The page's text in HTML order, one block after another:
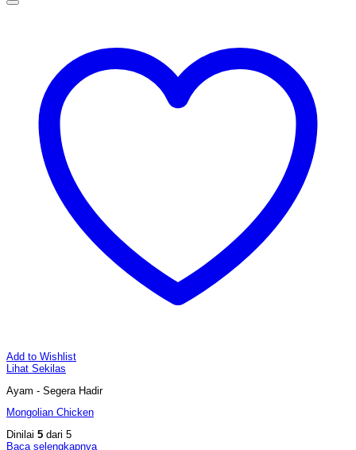
Add to Wishlist
Lihat Sekilas
Ayam - Segera Hadir
Mongolian Chicken
Dinilai 5 dari 5
Baca selengkapnya